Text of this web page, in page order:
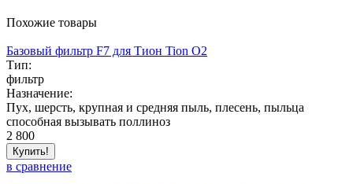
Похожие товары
Базовый фильтр F7 для Тион Tion O2
Тип:
фильтр
Назначение:
Пух, шерсть, крупная и средняя пыль, плесень, пыльца
способная вызывать поллиноз
2 800
Купить!
в сравнение